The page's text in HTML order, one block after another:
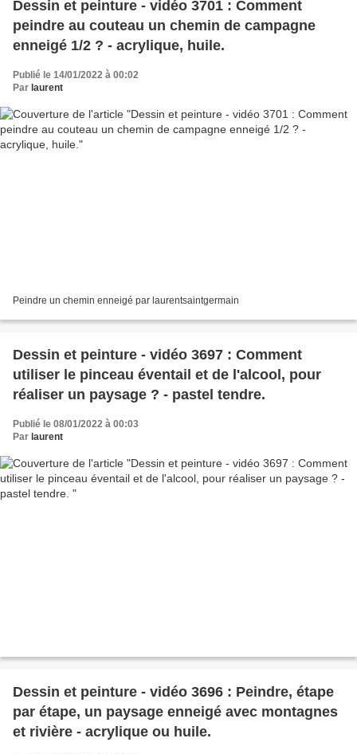
Dessin et peinture - vidéo 3701 : Comment
peindre au couteau un chemin de campagne
enneigé 1/2 ? - acrylique, huile.
Publié le 14/01/2022 à 00:02
Par laurent
Peindre un chemin enneigé par laurentsaintgermain
Dessin et peinture - vidéo 3697 : Comment
utiliser le pinceau éventail et de l'alcool, pour
réaliser un paysage ? - pastel tendre.
Publié le 08/01/2022 à 00:03
Par laurent
Dessin et peinture - vidéo 3696 : Peindre, étape
par étape, un paysage enneigé avec montagnes
et rivière - acrylique ou huile.